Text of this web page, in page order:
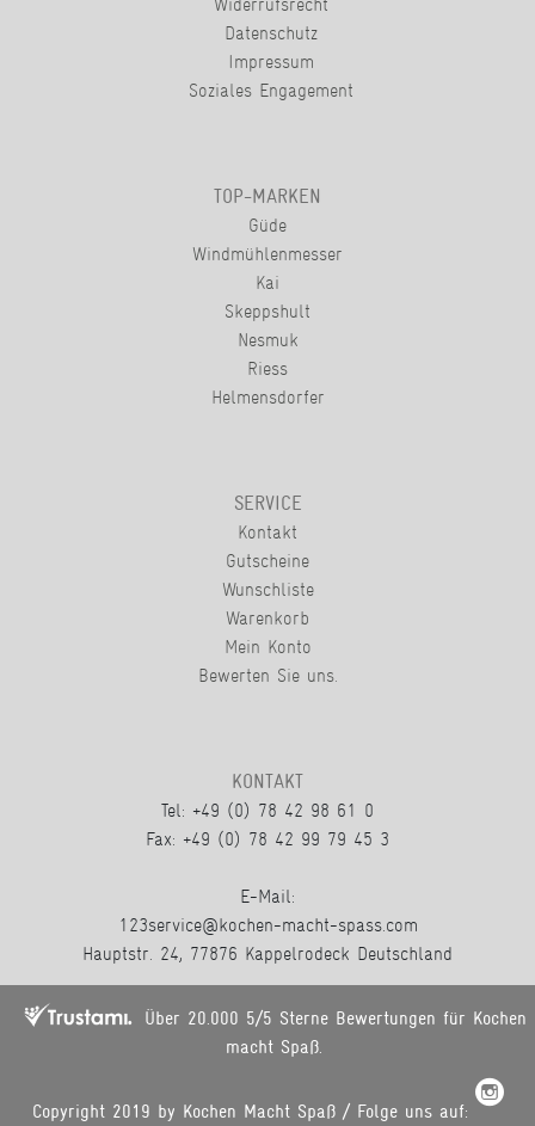
Widerrufsrecht
Datenschutz
Impressum
Soziales Engagement
TOP-MARKEN
Güde
Windmühlenmesser
Kai
Skeppshult
Nesmuk
Riess
Helmensdorfer
SERVICE
Kontakt
Gutscheine
Wunschliste
Warenkorb
Mein Konto
Bewerten Sie uns.
KONTAKT
Tel: +49 (0) 78 42 98 61 0
Fax: +49 (0) 78 42 99 79 45 3
E-Mail:
123service@kochen-macht-spass.com
Hauptstr. 24, 77876 Kappelrodeck Deutschland
Über 20.000 5/5 Sterne Bewertungen für Kochen
macht Spaß.
Copyright 2019 by Kochen Macht Spaß / Folge uns auf: